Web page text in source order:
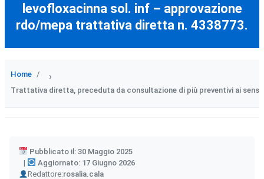
levofloxacinna sol. inf – approvazione
rdo/mepa trattativa diretta n. 4338773.
Home ›
Trattativa diretta, preceduta da consultazione di più preventivi ai
Pubblicato il: 30 Maggio 2025
Aggiornato: 17 Giugno 2026
Redattore:
Author rosalia.cala